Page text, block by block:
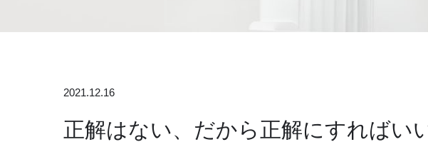
2021.12.16
正解はない、だから正解にすればい